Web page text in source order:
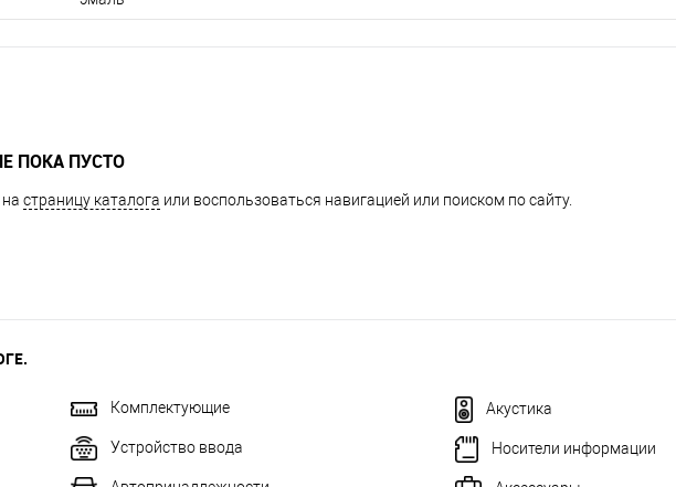
ПОКА ПУСТО
страницу каталога или воспользоваться навигацией или поиском по сайту.
Комплектующие Акустика
Устройство ввода Носители информации